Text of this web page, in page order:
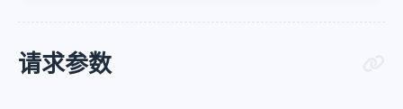
请求参数